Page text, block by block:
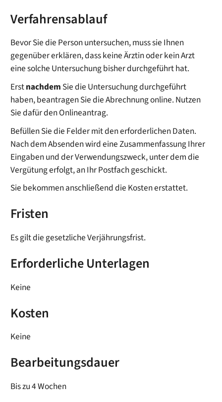
Verfahrensablauf
Bevor Sie die Person untersuchen, muss sie Ihnen
gegenüber erklären, dass keine Ärztin oder kein Arzt
eine solche Untersuchung bisher durchgeführt hat.
Erstnachdem Sie die Untersuchung durchgeführt
haben, beantragen Sie die Abrechnung online. Nutzen
Sie dafür den Onlineantrag.
Befüllen Sie die Felder mit den erforderlichen Daten.
Nach dem Absenden wird eine Zusammenfassung Ihrer
Eingaben und der Verwendungszweck, unter dem die
Vergütung erfolgt, an Ihr Postfach geschickt.
Sie bekommen anschließend die Kosten erstattet.
Fristen
Es gilt die gesetzliche Verjährungsfrist.
Erforderliche Unterlagen
Keine
Kosten
Keine
Bearbeitungsdauer
Bis zu 4 Wochen